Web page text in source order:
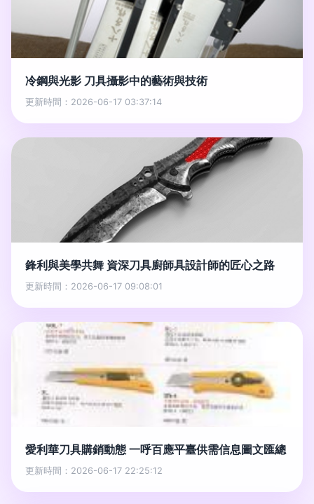
冷鋼與光影 刀具攝影中的藝術與技術
更新時間：2026-06-17 03:37:14
鋒利與美學共舞 資深刀具廚師具設計師的匠心之路
更新時間：2026-06-17 09:08:01
愛利華刀具購銷動態 一呼百應平臺供需信息圖文匯總
更新時間：2026-06-17 22:25:12